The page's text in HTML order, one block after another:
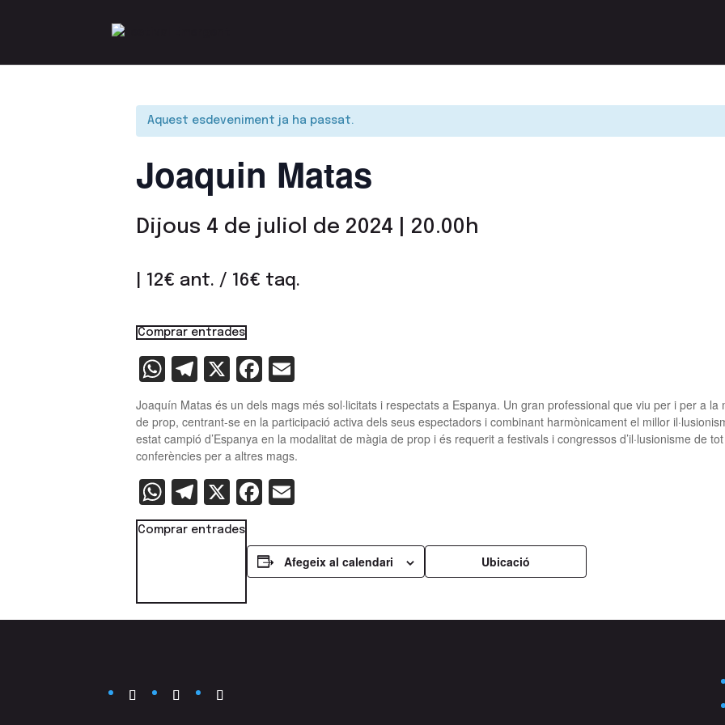
Aquest esdeveniment ja ha passat.
Joaquin Matas
Dijous 4 de juliol de 2024 | 20.00h
| 12€ ant. / 16€ taq.
Comprar entrades
WhatsApp
Telegram
X Facebook
Joaquín Matas és un dels mags més sol·licitats i respectats a Espanya. Un gran professional que viu per i per a la
de prop, centrant-se en la participació activa dels seus espectadors i combinant harmònicament el millor
estat campió d’Espanya en la modalitat de màgia de prop i és requerit a festivals i congressos d’il·lusionisme de
conferències per a altres mags.
WhatsApp
Telegram
X Facebook
Comprar entrades
Afegeix al calendari Ubicació